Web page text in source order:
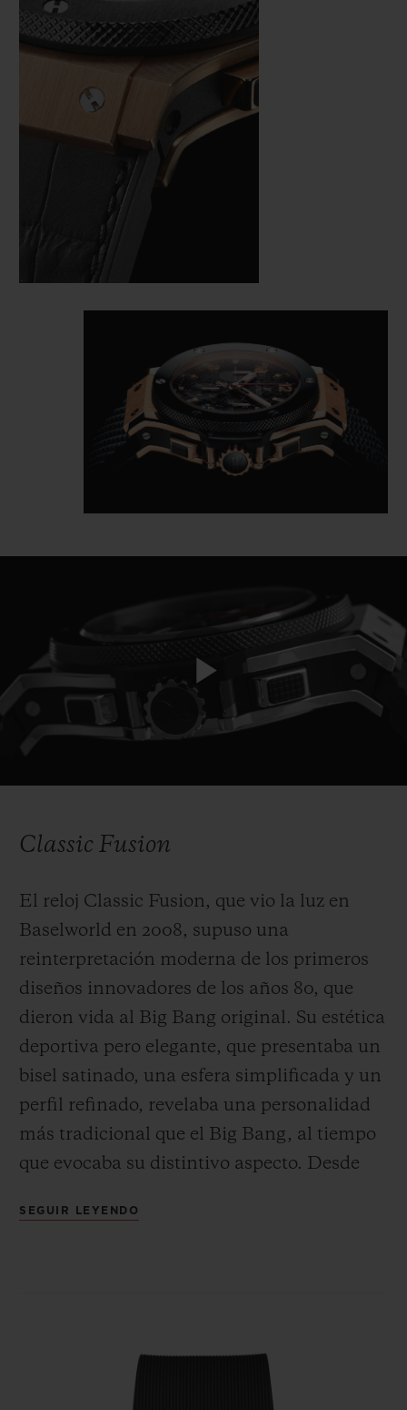
entidad en la fusión original.
Play
Classic Fusion
El reloj Classic Fusion, que vio la luz en
Baselworld en 2008, supuso una
reinterpretación moderna de los primeros
diseños innovadores de los años 80, que
dieron vida al Big Bang original. Su estética
deportiva pero elegante, que presentaba un
bisel satinado, una esfera simplificada y un
perfil refinado, revelaba una personalidad
más tradicional que el Big Bang, al tiempo
que evocaba su distintivo aspecto. Desde
línea imprescindible y atemporal que
Fusión, se presta hoy a todas las
combinaciones de materiales y diseños.
SEGUIR LEYENDO